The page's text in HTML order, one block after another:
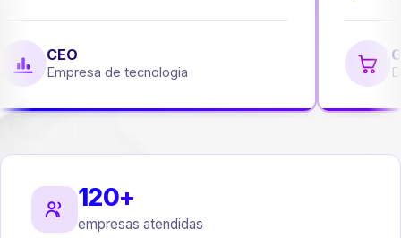
CEO
Empresa de tecnologia
120+
empresas atendidas